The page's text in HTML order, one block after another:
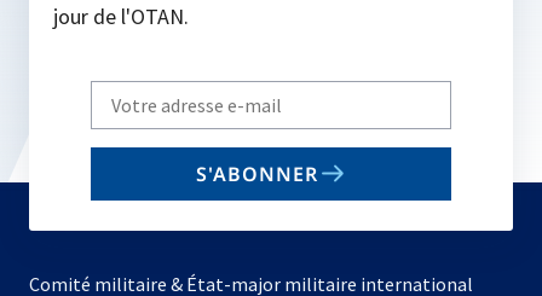
jour de l'OTAN.
Write
your
email
S'ABONNER
Comité militaire & État-major militaire international